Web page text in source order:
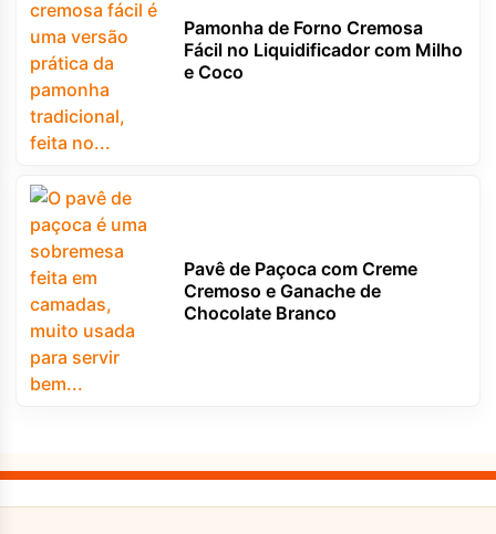
Pamonha de Forno Cremosa
Fácil no Liquidificador com Milho
e Coco
Pavê de Paçoca com Creme
Cremoso e Ganache de
Chocolate Branco